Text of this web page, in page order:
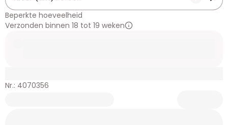
Beperkte hoeveelheid
Verzonden binnen 18 tot 19 weken
Nr.: 4070356